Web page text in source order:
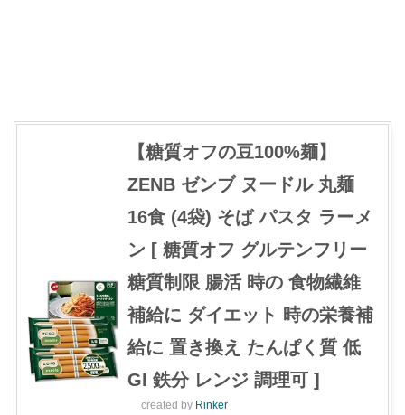
【糖質オフの豆100%麺】
ZENB ゼンブ ヌードル 丸麺
16食 (4袋) そば パスタ ラーメ
ン [ 糖質オフ グルテンフリー
糖質制限 腸活 時の 食物繊維
補給に ダイエット 時の栄養補
給に 置き換え たんぱく質 低
GI 鉄分 レンジ 調理可 ]
created by Rinker